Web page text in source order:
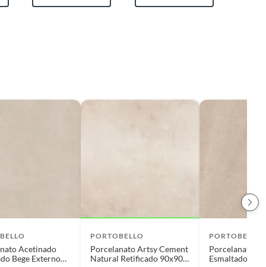
Acetinado
Bege Externo
PORTOBELLO
Porcelanato Artsy Cement
Natural Retificado 90x90
PORTOBELLO
Porcelanato
Esmaltado